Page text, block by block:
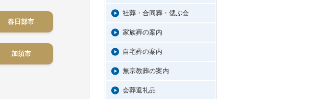
春日部市
加須市
社葬・合同葬・偲ぶ会
家族葬の案内
自宅葬の案内
無宗教葬の案内
会葬返礼品